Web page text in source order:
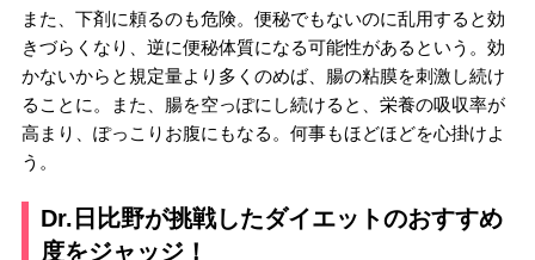
また、下剤に頼るのも危険。便秘でもないのに乱用すると効
きづらくなり、逆に便秘体質になる可能性があるという。効
かないからと規定量より多くのめば、腸の粘膜を刺激し続け
ることに。また、腸を空っぽにし続けると、栄養の吸収率が
高まり、ぽっこりお腹にもなる。何事もほどほどを心掛けよ
う。
Dr.日比野が挑戦したダイエットのおすすめ
度をジャッジ！